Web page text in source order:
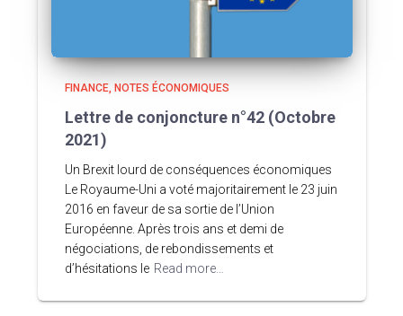
FINANCE NOTES ÉCONOMIQUES
Lettre de conjoncture n°42 (Octobre
2021)
Un Brexit lourd de conséquences économiques
Le Royaume-Uni a voté majoritairement le 23 juin
2016 en faveur de sa sortie de l’Union
Européenne. Après trois ans et demi de
négociations, de rebondissements et
d’hésitations le Read more…